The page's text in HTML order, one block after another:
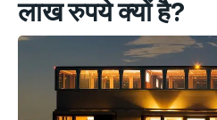
लाख रुपये क्‍यों है?